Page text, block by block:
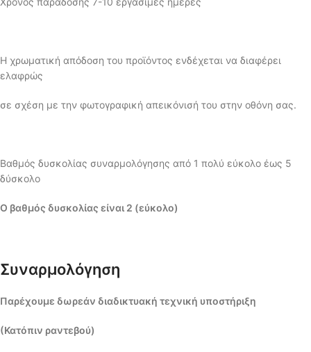
Η χρωματική απόδοση του προϊόντος ενδέχεται να διαφέρει
ελαφρώς
σε σχέση με την φωτογραφική απεικόνισή του στην οθόνη σας.
Βαθμός δυσκολίας συναρμολόγησης από 1 πολύ εύκολο έως 5
δύσκολο
Ο βαθμός δυσκολίας είναι 2 (εύκολο)
Συναρμολόγηση
Παρέχουμε δωρεάν διαδικτυακή τεχνική υποστήριξη
(Κατόπιν ραντεβού)